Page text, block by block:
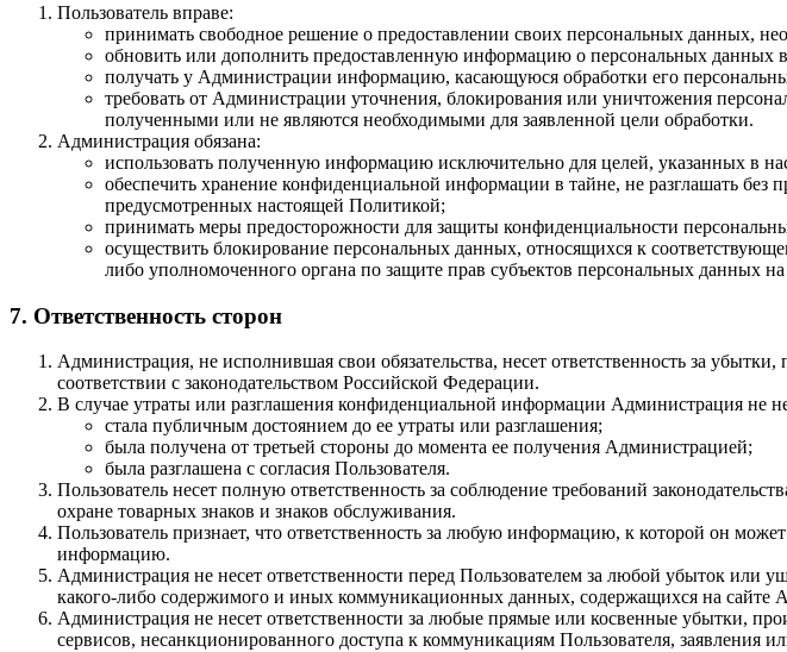
Пользователь вправе:
принимать свободное решение о предоставлении своих персональных данных,
обновить или дополнить предоставленную информацию о персональных данных
получать у Администрации информацию, касающуюся обработки его
требовать от Администрации уточнения, блокирования или уничтожения
полученными или не являются необходимыми для заявленной цели обработки.
Администрация обязана:
использовать полученную информацию исключительно для целей, указанных в
обеспечить хранение конфиденциальной информации в тайне, не разглашать без
предусмотренных настоящей Политикой;
принимать меры предосторожности для защиты конфиденциальности
осуществить блокирование персональных данных, относящихся к
либо уполномоченного органа по защите прав субъектов персональных данных
7. Ответственность сторон
Администрация, не исполнившая свои обязательства, несет ответственность за
соответствии с законодательством Российской Федерации.
В случае утраты или разглашения конфиденциальной информации Администрация не
стала публичным достоянием до ее утраты или разглашения;
была получена от третьей стороны до момента ее получения Администрацией;
была разглашена с согласия Пользователя.
Пользователь несет полную ответственность за соблюдение требований
охране товарных знаков и знаков обслуживания.
Пользователь признает, что ответственность за любую информацию, к которой он
информацию.
Администрация не несет ответственности перед Пользователем за любой убыток или
какого-либо содержимого и иных коммуникационных данных, содержащихся на сайте
Администрация не несет ответственности за любые прямые или косвенные убытки,
сервисов, несанкционированного доступа к коммуникациям Пользователя, заявления